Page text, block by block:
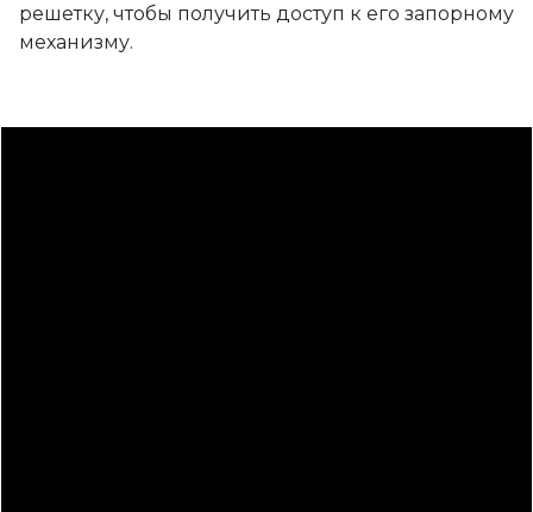
решетку, чтобы получить доступ к его запорному
механизму.